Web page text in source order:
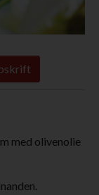
med olivenolie